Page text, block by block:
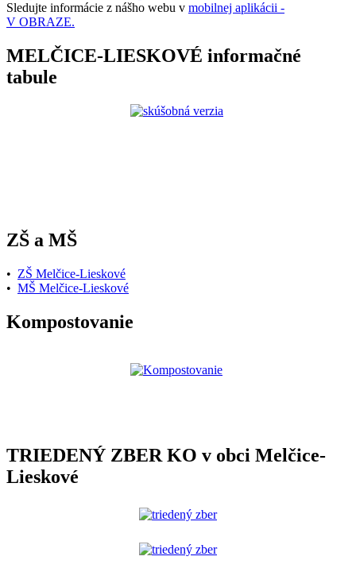
Sledujte informácie z nášho webu v mobilnej aplikácii -
V OBRAZE.
MELČICE-LIESKOVÉ informačné
tabule
ZŠ a MŠ
• ZŠ Melčice-Lieskové
• MŠ Melčice-Lieskové
Kompostovanie
TRIEDENÝ ZBER KO v obci Melčice-
Lieskové